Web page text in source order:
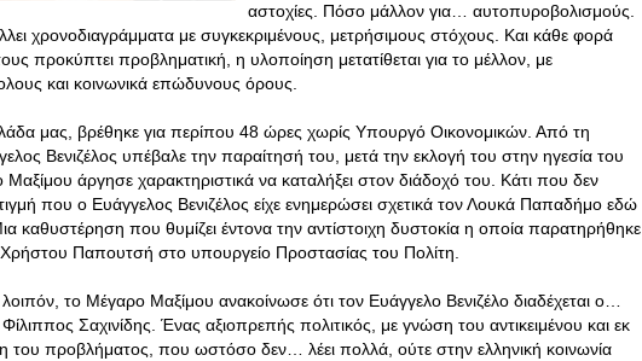
αστοχίες. Πόσο μάλλον για… αυτοπυροβολισμούς.
χρονοδιαγράμματα με συγκεκριμένους, μετρήσιμους στόχους. Και κάθε φορά
προκύπτει προβληματική, η υλοποίηση μετατίθεται για το μέλλον, με
και κοινωνικά επώδυνους όρους.
μας, βρέθηκε για περίπου 48 ώρες χωρίς Υπουργό Οικονομικών. Από τη
Βενιζέλος υπέβαλε την παραίτησή του, μετά την εκλογή του στην ηγεσία του
άργησε χαρακτηριστικά να καταλήξει στον διάδοχό του . Κάτι που δεν
που ο Ευάγγελος Βενιζέλος είχε ενημερώσει σχετικά τον Λουκά Παπαδήμο εδώ
καθυστέρηση που θυμίζει έντονα την αντίστοιχη δυστοκία η οποία παρατηρήθηκε
Χρήστου Παπουτσή στο υπουργείο Προστασίας του Πολίτη.
το Μέγαρο Μαξίμου ανακοίνωσε ότι τον Ευάγγελο Βενιζέλο διαδέχεται ο…
Σαχινίδης. Ένας αξιοπρεπής πολιτικός, με γνώση του αντικειμένου και εκ
προβλήματος, που ωστόσο δεν… λέει πολλά, ούτε στην ελληνική κοινωνία